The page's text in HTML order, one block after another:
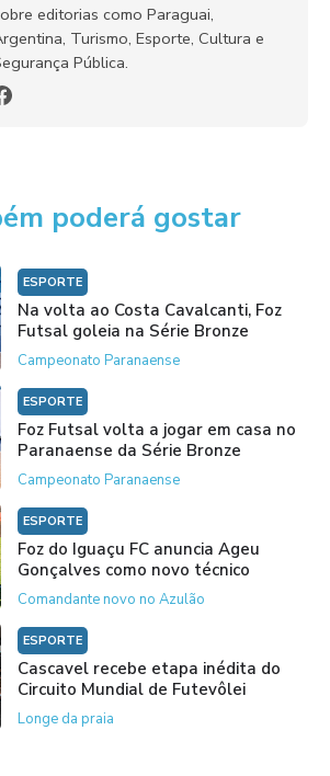
editorias como Paraguai,
Turismo, Esporte, Cultura e
Pública.
poderá gostar
ESPORTE
Na volta ao Costa Cavalcanti, Foz
Futsal goleia na Série Bronze
Campeonato Paranaense
ESPORTE
Foz Futsal volta a jogar em casa no
Paranaense da Série Bronze
Campeonato Paranaense
ESPORTE
Foz do Iguaçu FC anuncia Ageu
Gonçalves como novo técnico
Comandante novo no Azulão
ESPORTE
Cascavel recebe etapa inédita do
Circuito Mundial de Futevôlei
Longe da praia